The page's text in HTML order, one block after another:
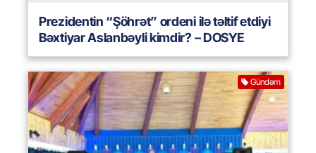
Prezidentin “Şöhrət” ordeni ilə təltif etdiyi
Bəxtiyar Aslanbəyli kimdir? – DOSYE
Gündəm